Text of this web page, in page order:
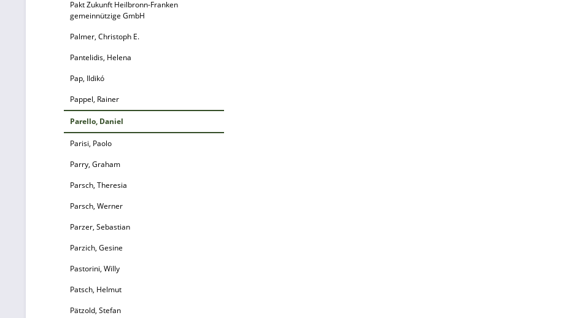
Pakt Zukunft Heilbronn-Franken
gemeinnützige GmbH
Palmer, Christoph E.
Pantelidis, Helena
Pap, Ildikó
Pappel, Rainer
Parello, Daniel
Parisi, Paolo
Parry, Graham
Parsch, Theresia
Parsch, Werner
Parzer, Sebastian
Parzich, Gesine
Pastorini, Willy
Patsch, Helmut
Pätzold, Stefan